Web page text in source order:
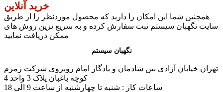
خرید آنلاین
همچنین شما این امکان را دارید که محصول موردنظر را از طریق
سایت نگهبان سیستم ثبت سفارش کرده و به سریع ترین روش های
ممکن دریافت نمایید
نگهبان سیستم
تهران خیابان آزادی بین شادمان و یادگار امام روبروی شرکت زمزم
کوچه باغبان پلاک 3 واحد 4